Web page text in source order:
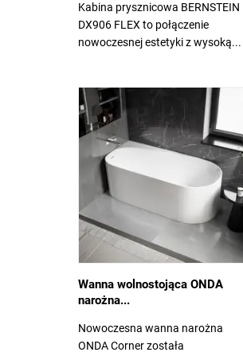
Kabina prysznicowa BERNSTEIN
DX906 FLEX to połączenie
nowoczesnej estetyki z wysoką...
Wanna wolnostojąca ONDA
narożna...
Nowoczesna wanna narożna
ONDA Corner została